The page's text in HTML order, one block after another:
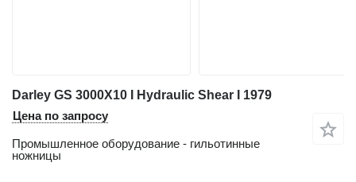
Darley GS 3000X10 I Hydraulic Shear I 1979
Цена по запросу
Промышленное оборудование - гильотинные
ножницы